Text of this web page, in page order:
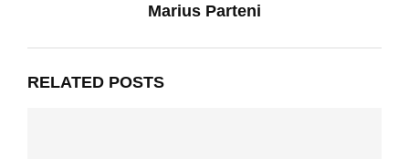
Marius Parteni
RELATED POSTS